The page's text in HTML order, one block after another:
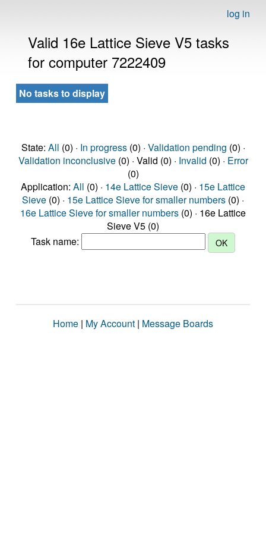
log in
Valid 16e Lattice Sieve V5 tasks
for computer 7222409
No tasks to display
State: All (0) · In progress(0) · Validation pending (0) ·
Validation inconclusive(0) · Valid (0) · Invalid (0) · Error
(0)
Application: All (0) · 14e Lattice Sieve (0) · 15e Lattice
Sieve (0) · 15e Lattice Sieve for smaller numbers (0) ·
16e Lattice Sieve for smaller numbers (0) · 16e Lattice
Sieve V5 (0)
Task name:
Home | My Account | Message Boards